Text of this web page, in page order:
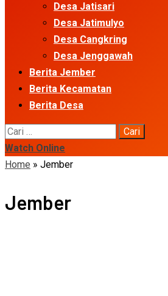
Desa Jatisari
Desa Jatimulyo
Desa Cangkring
Desa Jenggawah
Berita Jember
Berita Kecamatan
Berita Desa
Cari
untuk:
Watch Online
Home » Jember
Jember